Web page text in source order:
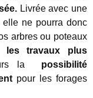
Livrée avec une
ne pourra donc
arbres ou poteaux
les travaux plus
la possibilité
pour les forages